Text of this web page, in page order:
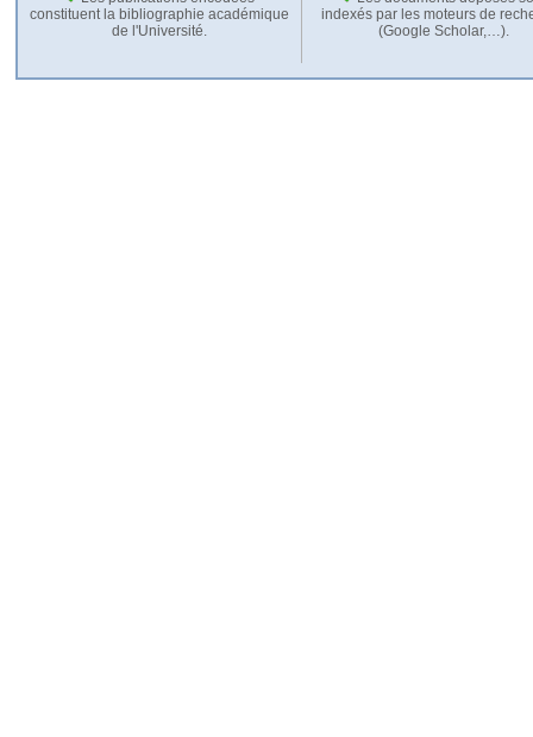
constituent la bibliographie académique
de l'Université.
indexés par les moteurs de
(Google Scholar,…).